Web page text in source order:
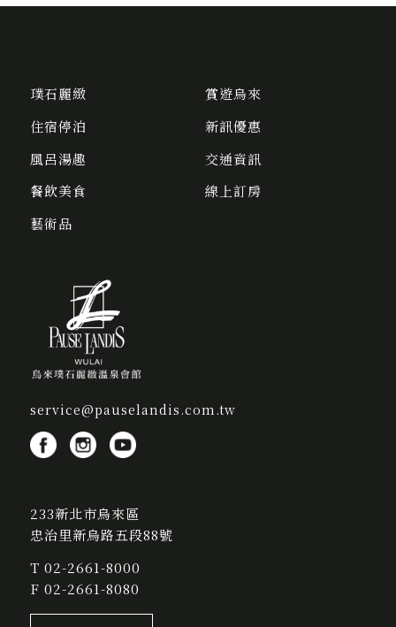
璞石麗緻
住宿停泊
風呂湯趣
餐飲美食
藝術品
賞遊烏來
新訊優惠
交通資訊
線上訂房
service@pauselandis.com.tw
233新北市烏來區
忠治里新烏路五段88號
T 02-2661-8000
F 02-2661-8080